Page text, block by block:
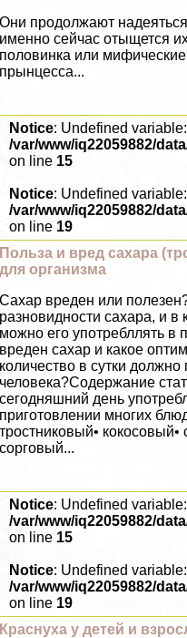
Они продолжают
именно сейчас отыщется
половинка или
прынцесса...
Notice: Undefined
/var/www/iq22059882/
on line 15
Notice: Undefined
/var/www/iq22059882/
on line 19
Польза и вред сахара
для организма
Сахар вреден или
разновидности сахара, и в
можно его употрeбллять в
вреден сахар и какое
количество в сутки
человека?Содержание
сегодняшний день
приготовлении многих
тростниковый•
сорговый...
Notice: Undefined
/var/www/iq22059882/
on line 15
Notice: Undefined
/var/www/iq22059882/
on line 19
Краснуха у детей и